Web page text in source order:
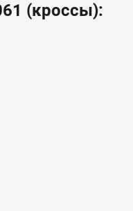
(кроссы):